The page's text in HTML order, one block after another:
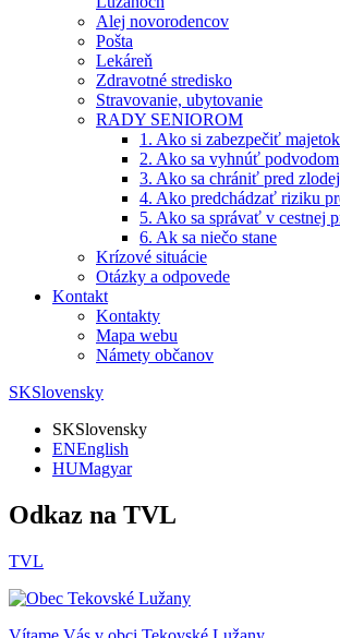
Alej novorodencov
Pošta
Lekáreň
Zdravotné stredisko
Stravovanie, ubytovanie
RADY SENIOROM
1. Ako si zabezpečiť majetok
2. Ako sa vyhnúť podvodom
3. Ako sa chrániť pred
4. Ako predchádzať riziku
5. Ako sa správať v cestnej
6. Ak sa niečo stane
Krízové situácie
Otázky a odpovede
Kontakt
Kontakty
Mapa webu
Námety občanov
SKSlovensky
SKSlovensky
ENEnglish
HUMagyar
Odkaz na TVL
TVL